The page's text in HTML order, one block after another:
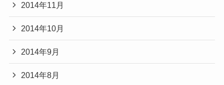
2014年11月
2014年10月
2014年9月
2014年8月